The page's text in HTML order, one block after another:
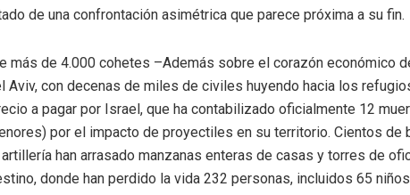
de una confrontación asimétrica que parece próxima a su fin.
más de 4.000 cohetes –Además sobre el corazón económico
Aviv, con decenas de miles de civiles huyendo hacia los
a pagar por Israel, que ha contabilizado oficialmente 12
por el impacto de proyectiles en su territorio. Cientos de
han arrasado manzanas enteras de casas y torres de
donde han perdido la vida 232 personas, incluidos 65